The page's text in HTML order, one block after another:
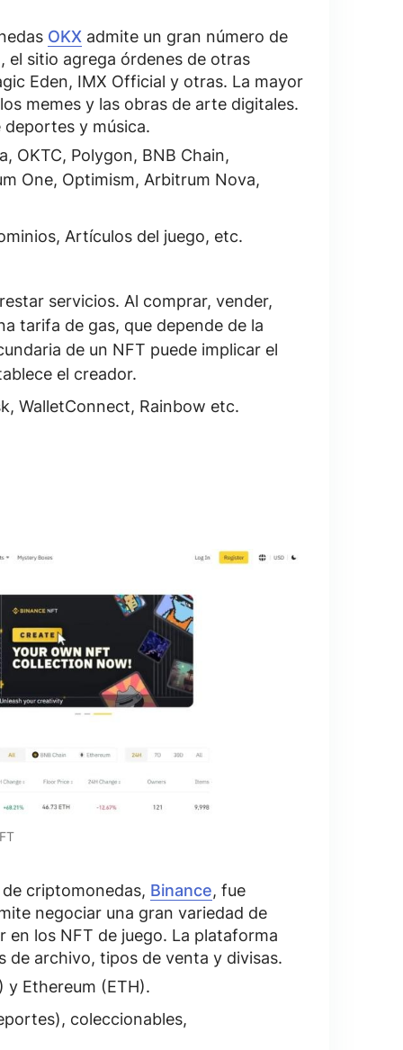
OKXadmite un gran número de
el sitio agrega órdenes de otras
Eden, IMX Official y otras. La mayor
memes y las obras de arte digitales.
y música.
OKTC, Polygon, BNB Chain,
One, Optimism, Arbitrum Nova,
Artículos del juego, etc.
servicios. Al comprar, vender,
tarifa de gas, que depende de la
de un NFT puede implicar el
el creador.
WalletConnect, Rainbow etc.
criptomonedas, Binance, fue
negociar una gran variedad de
los NFT de juego. La plataforma
de archivo, tipos de venta y divisas.
y Ethereum (ETH).
coleccionables,